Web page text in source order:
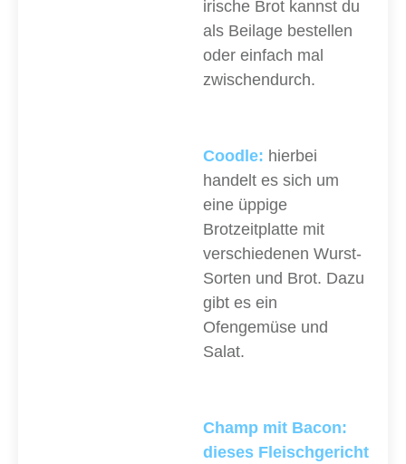
irische Brot kannst du
als Beilage bestellen
oder einfach mal
zwischendurch.
Coodle: hierbei
handelt es sich um
eine üppige
Brotzeitplatte mit
verschiedenen Wurst-
Sorten und Brot. Dazu
gibt es ein
Ofengemüse und
Salat.
Champ mit Bacon:
dieses Fleischgericht